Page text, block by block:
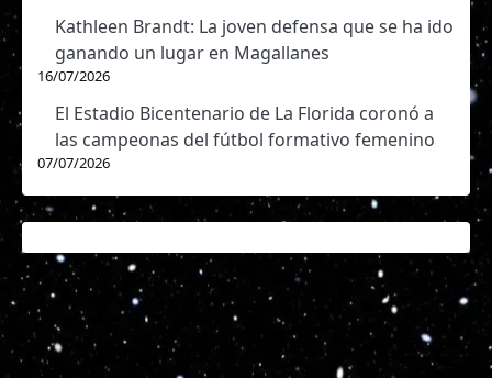
Kathleen Brandt: La joven defensa que se ha ido
ganando un lugar en Magallanes
16/07/2026
El Estadio Bicentenario de La Florida coronó a
las campeonas del fútbol formativo femenino
07/07/2026